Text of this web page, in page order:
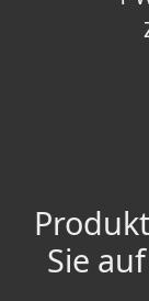
Sie